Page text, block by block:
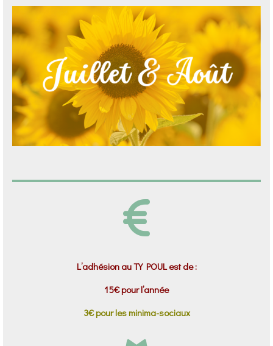
L’adhésion au TY POUL est de :
15€ pour l’année
3€ pour les minima-sociaux